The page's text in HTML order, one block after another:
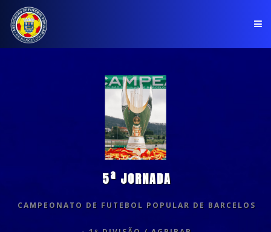
CLUBES
5ª JORNADA
CAMPEONATO DE FUTEBOL POPULAR DE BARCELOS